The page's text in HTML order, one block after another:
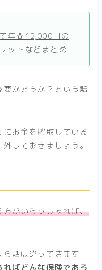
年間12,000円の
ットなどまとめ
かどうか？という話
お金を搾取している
しておきましょう。
がいらっしゃれば、
話は違ってきます
ばどんな保険であろ